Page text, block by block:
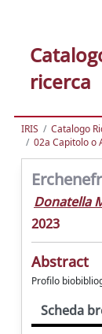
ricerca
IRIS Catalogo
02a Capitolo o
Donatella
2023
Abstract
Profilo
Scheda